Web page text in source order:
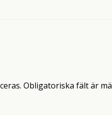
Obligatoriska fält är